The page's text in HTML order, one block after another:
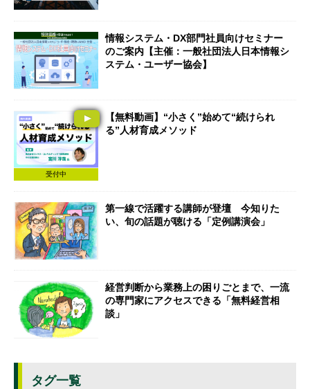
情報システム・DX部門社員向けセミナー
のご案内【主催：一般社団法人日本情報シ
ステム・ユーザー協会】
受付中
【無料動画】“小さく”始めて“続けられ
る”人材育成メソッド
第一線で活躍する講師が登壇 今知りた
い、旬の話題が聴ける「定例講演会」
経営判断から業務上の困りごとまで、一流
の専門家にアクセスできる「無料経営相
談」
タグ一覧